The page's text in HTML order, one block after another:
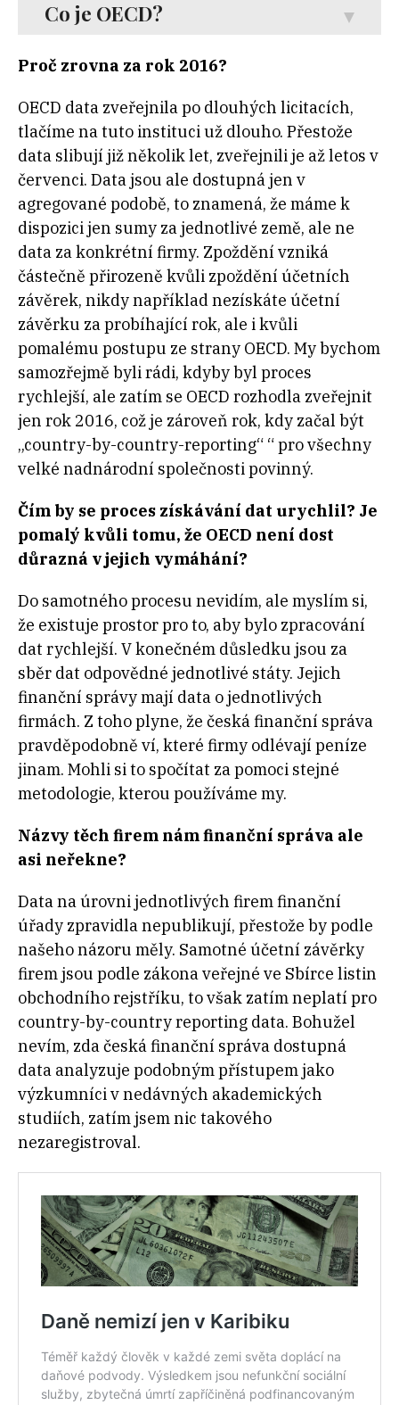
Co je OECD?
Proč zrovna za rok 2016?
OECD data zveřejnila po dlouhých licitacích,
tlačíme na tuto instituci už dlouho. Přestože
data slibují již několik let, zveřejnili je až letos v
červenci. Data jsou ale dostupná jen v
agregované podobě, to znamená, že máme k
dispozici jen sumy za jednotlivé země, ale ne
data za konkrétní firmy. Zpoždění vzniká
částečně přirozeně kvůli zpoždění účetních
závěrek, nikdy například nezískáte účetní
závěrku za probíhající rok, ale i kvůli
pomalému postupu ze strany OECD. My bychom
samozřejmě byli rádi, kdyby byl proces
rychlejší, ale zatím se OECD rozhodla zveřejnit
jen rok 2016, což je zároveň rok, kdy začal být
„country-by-country-reporting“ “ pro všechny
velké nadnárodní společnosti povinný.
Čím by se proces získávání dat urychlil? Je
pomalý kvůli tomu, že OECD není dost
důrazná v jejich vymáhání?
Do samotného procesu nevidím, ale myslím si,
že existuje prostor pro to, aby bylo zpracování
dat rychlejší. V konečném důsledku jsou za
sběr dat odpovědné jednotlivé státy. Jejich
finanční správy mají data o jednotlivých
firmách. Z toho plyne, že česká finanční správa
pravděpodobně ví, které firmy odlévají peníze
jinam. Mohli si to spočítat za pomoci stejné
metodologie, kterou používáme my.
Názvy těch firem nám finanční správa ale
asi neřekne?
Data na úrovni jednotlivých firem finanční
úřady zpravidla nepublikují, přestože by podle
našeho názoru měly. Samotné účetní závěrky
firem jsou podle zákona veřejné ve Sbírce listin
obchodního rejstříku, to však zatím neplatí pro
country-by-country reporting data. Bohužel
nevím, zda česká finanční správa dostupná
data analyzuje podobným přístupem jako
výzkumníci v nedávných akademických
studiích, zatím jsem nic takového
nezaregistroval.